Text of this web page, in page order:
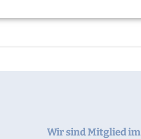
Wir sind Mitglied im